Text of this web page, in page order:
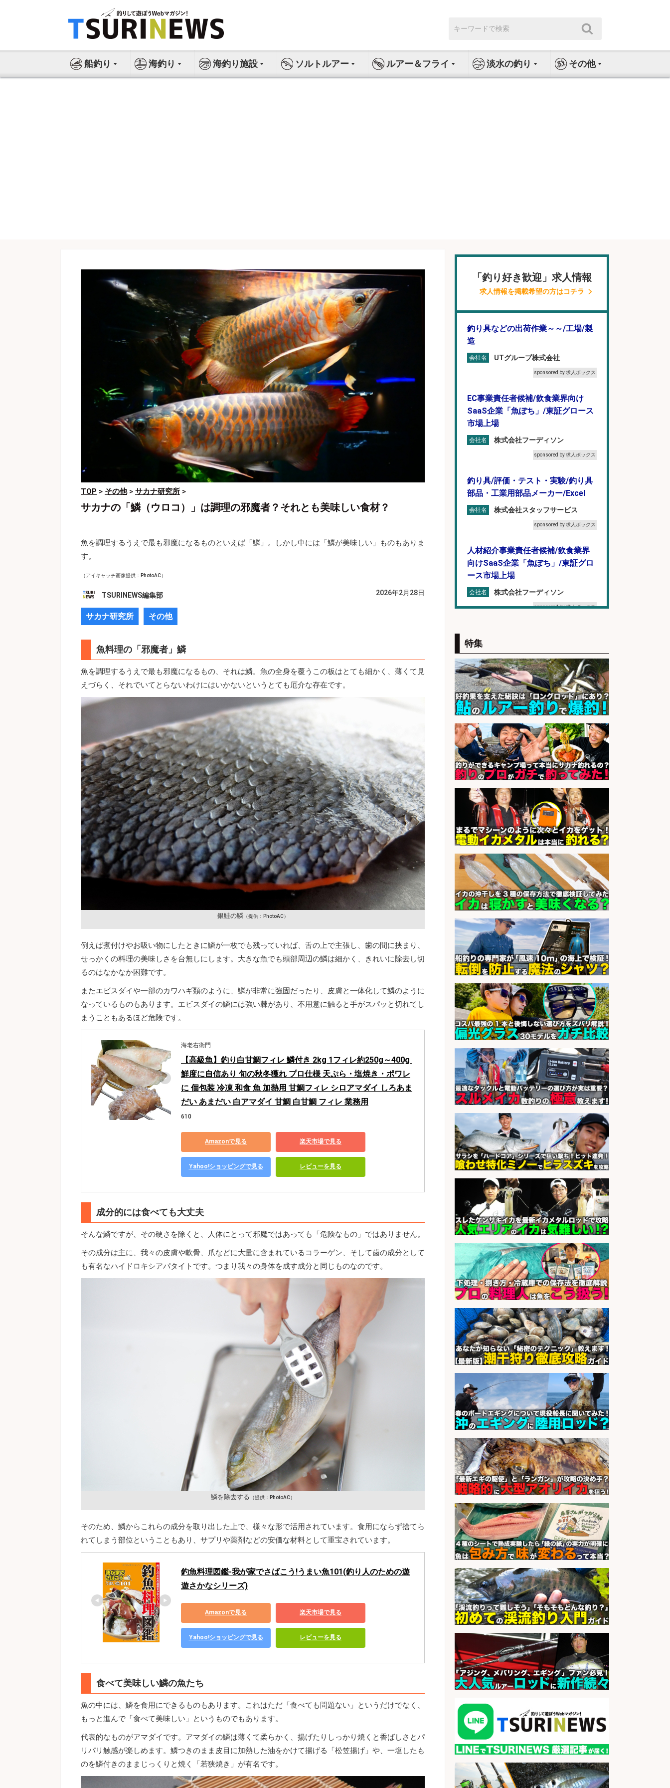
ス
索:
船釣り 海釣り 海釣り施設 ソルトルアー ルアー＆フライ 淡水の釣り その他
TOP > その他> サカナ研究所 >
サカナの「鱗（ウロコ）」は調理の邪魔者？それとも美味しい食材？
魚を調理するうえで最も邪魔になるものといえば「鱗」。しかし中には「鱗が美味しい」ものもありま
す。
（アイキャッチ画像提供：PhotoAC）
TSURINEWS編集部 2026年2月28日
サカナ研究所 その他
魚料理の「邪魔者」鱗
魚を調理するうえで最も邪魔になるもの、それは鱗。魚の全身を覆うこの板はとても細かく、薄くて見
えづらく、それでいてとらないわけにはいかないというとても厄介な存在です。
銀鮭の鱗（提供：PhotoAC）
例えば煮付けやお吸い物にしたときに鱗が一枚でも残っていれば、舌の上で主張し、歯の間に挟まり、
せっかくの料理の美味しさを台無しにします。大きな魚でも頭部周辺の鱗は細かく、きれいに除去し切
るのはなかなか困難です。
またエビスダイや一部のカワハギ類のように、鱗が非常に強固だったり、皮膚と一体化して鱗のように
なっているものもあります。エビスダイの鱗には強い棘があり、不用意に触ると手がスパッと切れてし
まうこともあるほど危険です。
海老右衛門
【高級魚】釣り白甘鯛フィレ 鱗付き 2kg 1フィレ約250g～400g
鮮度に自信あり 旬の秋冬獲れ プロ仕様 天ぷら・塩焼き・ポワレ
に 個包装 冷凍 和食 魚 加熱用 甘鯛フィレ シロアマダイ しろあま
だい あまだい 白アマダイ 甘鯛 白甘鯛 フィレ 業務用
610
Amazonで見る 楽天市場で見る
Yahoo!ショッピングで見る レビューを見る
成分的には食べても大丈夫
そんな鱗ですが、その硬さを除くと、人体にとって邪魔ではあっても「危険なもの」ではありません。
その成分は主に、我々の皮膚や軟骨、爪などに大量に含まれているコラーゲン、そして歯の成分として
も有名なハイドロキシアパタイトです。つまり我々の身体を成す成分と同じものなのです。
鱗を除去する （提供：PhotoAC）
そのため、鱗からこれらの成分を取り出した上で、様々な形で活用されています。食用にならず捨てら
れてしまう部位ということもあり、サプリや薬剤などの安価な材料として重宝されています。
釣魚料理図鑑-我が家でさばこう!うまい魚101(釣り人のための遊
遊さかなシリーズ)
Amazonで見る 楽天市場で見る
Yahoo!ショッピングで見る レビューを見る
食べて美味しい鱗の魚たち
魚の中には、鱗を食用にできるものもあります。これはただ「食べても問題ない」というだけでなく、
もっと進んで「食べて美味しい」というものでもあります。
代表的なものがアマダイです。アマダイの鱗は薄くて柔らかく、揚げたりしっかり焼くと香ばしさとパ
リパリ触感が楽しめます。鱗つきのまま皮目に加熱した油をかけて揚げる「松笠揚げ」や、一塩したも
のを鱗付きのままじっくりと焼く「若狭焼き」が有名です。
「釣り好き歓迎」求人情報
求人情報を掲載希望の方はコチラ
釣り具などの出荷作業～～/工場/製
造
会社名 UTグループ株式会社
sponsored by 求人ボックス
EC事業責任者候補/飲食業界向け
SaaS企業「魚ぽち」/東証グロース
市場上場
会社名 株式会社フーディソン
sponsored by 求人ボックス
釣り具/評価・テスト・実験/釣り具
部品・工業用部品メーカー/Excel
会社名 株式会社スタッフサービス
sponsored by 求人ボックス
人材紹介事業責任者候補/飲食業界
向けSaaS企業「魚ぽち」/東証グロ
ース市場上場
会社名 株式会社フーディソン
sponsored by 求人ボックス
製造企業にてNC旋盤加工機の操作
日勤寮完備
会社名 フジアルテ株式会社
sponsored by 求人ボックス
梱包・仕分け・検品/経験者時給
1600円 鮮魚コーナーでのお魚調理
西尾張部
会社名 マンパワーグループ株式会社
sponsored by 求人ボックス
レジカウンター/夕方勤務で時給UP
お釣りの計算不要の簡単レジ1日2時
会社名 オーケー株式会社
sponsored by 求人ボックス
レジカウンター/お釣りの計算不要
の簡単レジ 未経験も安心の研修あり
1日2h
会社名 オーケー株式会社
sponsored by 求人ボックス
お肉やお魚の盛り付け業務/人気の
夜勤のお仕事!土日休み!年間休日120
日
会社名 株式会社BREXA Next 採用窓口
sponsored by 求人ボックス
の簡単レジ 未経験も安心の研修あり
1日2h
会社名 オーケー株式会社
sponsored by 求人ボックス
さらに求人情報を見る
特集